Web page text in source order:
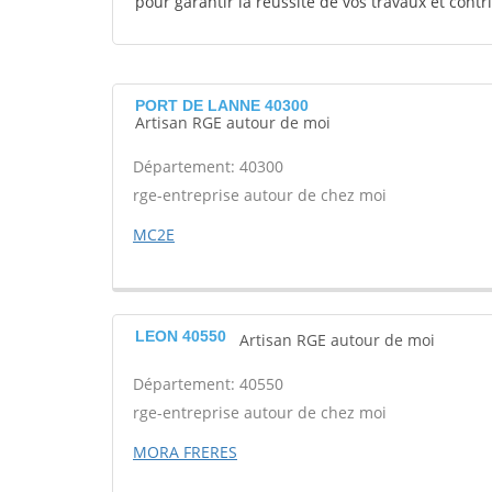
PORT DE LANNE 40300
Artisan RGE autour de moi
Département: 40300
rge-entreprise autour de chez moi
MC2E
LEON 40550 Artisan RGE autour de moi
Département: 40550
rge-entreprise autour de chez moi
MORA FRERES